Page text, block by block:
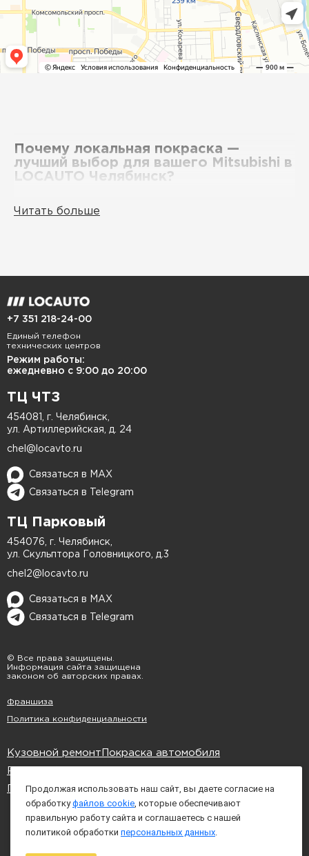
Почему локальная покраска —
лучший выбор для вашего Mitsubishi в
LOCAUTO Челябинск?
Профессиональная подготовка поверхности
Мы обеспечиваем качественную шлифовку и
выравнивание поврежденных участков, что
гарантирует отличное сцепление краски с
кузовом.
Точная локальная покраска
Для восстановления внешнего вида вашего
Mitsubishi мы используем только
высококачественные краски, что позволяет
достичь идеального совпадения цвета и
Мы тщательно полируем поверхность, чтобы
вернуть кузову гладкость и блеск, и проводим
строгий контроль качества, чтобы результат
полностью соответствовал заводским
Экономия времени и средств
сократить затраты и время на восстановление,
сохраняя при этом первозданную эстетику
Mitsubishi профессионаламLOCAUTO
Челябинск! Мы гарантируем точное и
эффективное восстановление внешнего вида
Читать больше
+7 351 218-24-00
Единый телефон
технических центров
Режим работы:
ежедневно с 9:00 до 20:00
ТЦ ЧТЗ
454081, г. Челябинск,
ул. Артиллерийская, д. 24
chel@locavto.ru
Связаться в MAX
Связаться в Telegram
ТЦ Парковый
454076, г. Челябинск,
ул. Скульптора Головницкого, д.3
chel2@locavto.ru
Связаться в MAX
Связаться в Telegram
© Все права защищены.
Информация сайта защищена
законом об авторских правах.
Франшиза
Политика конфиденциальности
Кузовной ремонт Покраска автомобиля
Ремонт бампера
Политика обработки cookies
Продолжая использовать наш сайт, вы даете согласие на
обработкуфайлов cookie, которые обеспечивают
правильную работу сайта и соглашаетесь с нашей
политикой обработки персональных данных.